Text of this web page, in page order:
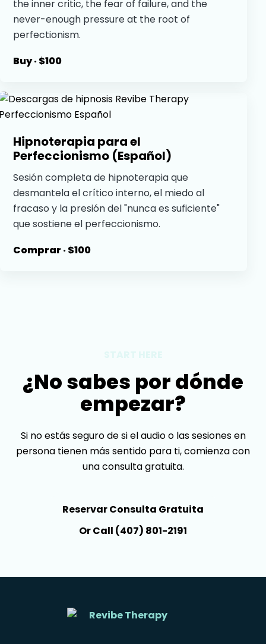
the inner critic, the fear of failure, and the
never-enough pressure at the root of
perfectionism.
Buy · $100
Hipnoterapia para el
Perfeccionismo (Español)
Sesión completa de hipnoterapia que
desmantela el crítico interno, el miedo al
fracaso y la presión del "nunca es suficiente"
que sostiene el perfeccionismo.
Comprar · $100
¿No sabes por dónde
empezar?
Si no estás seguro de si el audio o las sesiones en
persona tienen más sentido para ti, comienza con
una consulta gratuita.
Reservar Consulta Gratuita
Or Call (407) 801-2191